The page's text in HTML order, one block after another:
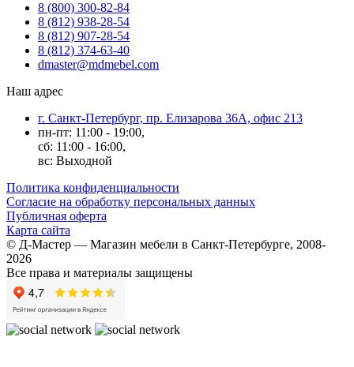
8 (800) 300-82-84
8 (812) 938-28-54
8 (812) 907-28-54
8 (812) 374-63-40
dmaster@mdmebel.com
Наш адрес
г. Санкт-Петербург, пр. Елизарова 36А, офис 213
пн-пт: 11:00 - 19:00,
сб: 11:00 - 16:00,
вс: Выходной
Политика конфиденциальности
Согласие на обработку персональных данных
Публичная оферта
Карта сайта
© Д-Мастер — Магазин мебели в Санкт-Петербурге, 2008-
2026
Все права и материалы защищены